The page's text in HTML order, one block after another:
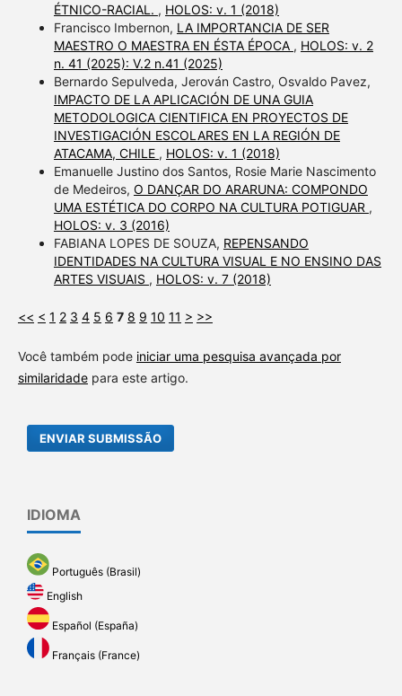
ÉTNICO-RACIAL. , HOLOS: v. 1 (2018)
Francisco Imbernon, LA IMPORTANCIA DE SER
MAESTRO O MAESTRA EN ÉSTA ÉPOCA , HOLOS: v. 2
n. 41 (2025): V.2 n.41 (2025)
Bernardo Sepulveda, Jerován Castro, Osvaldo Pavez,
IMPACTO DE LA APLICACIÓN DE UNA GUIA
METODOLOGICA CIENTIFICA EN PROYECTOS DE
INVESTIGACIÓN ESCOLARES EN LA REGIÓN DE
ATACAMA, CHILE , HOLOS: v. 1 (2018)
Emanuelle Justino dos Santos, Rosie Marie Nascimento
de Medeiros, O DANÇAR DO ARARUNA: COMPONDO
UMA ESTÉTICA DO CORPO NA CULTURA POTIGUAR ,
HOLOS: v. 3 (2016)
FABIANA LOPES DE SOUZA, REPENSANDO
IDENTIDADES NA CULTURA VISUAL E NO ENSINO DAS
ARTES VISUAIS , HOLOS: v. 7 (2018)
<< < 1 2 3 4 5 6 7 8 9 10 11 > >>
Você também pode iniciar uma pesquisa avançada por
similaridadepara este artigo.
ENVIAR SUBMISSÃO
IDIOMA
Português (Brasil)
English
Español (España)
Français (France)